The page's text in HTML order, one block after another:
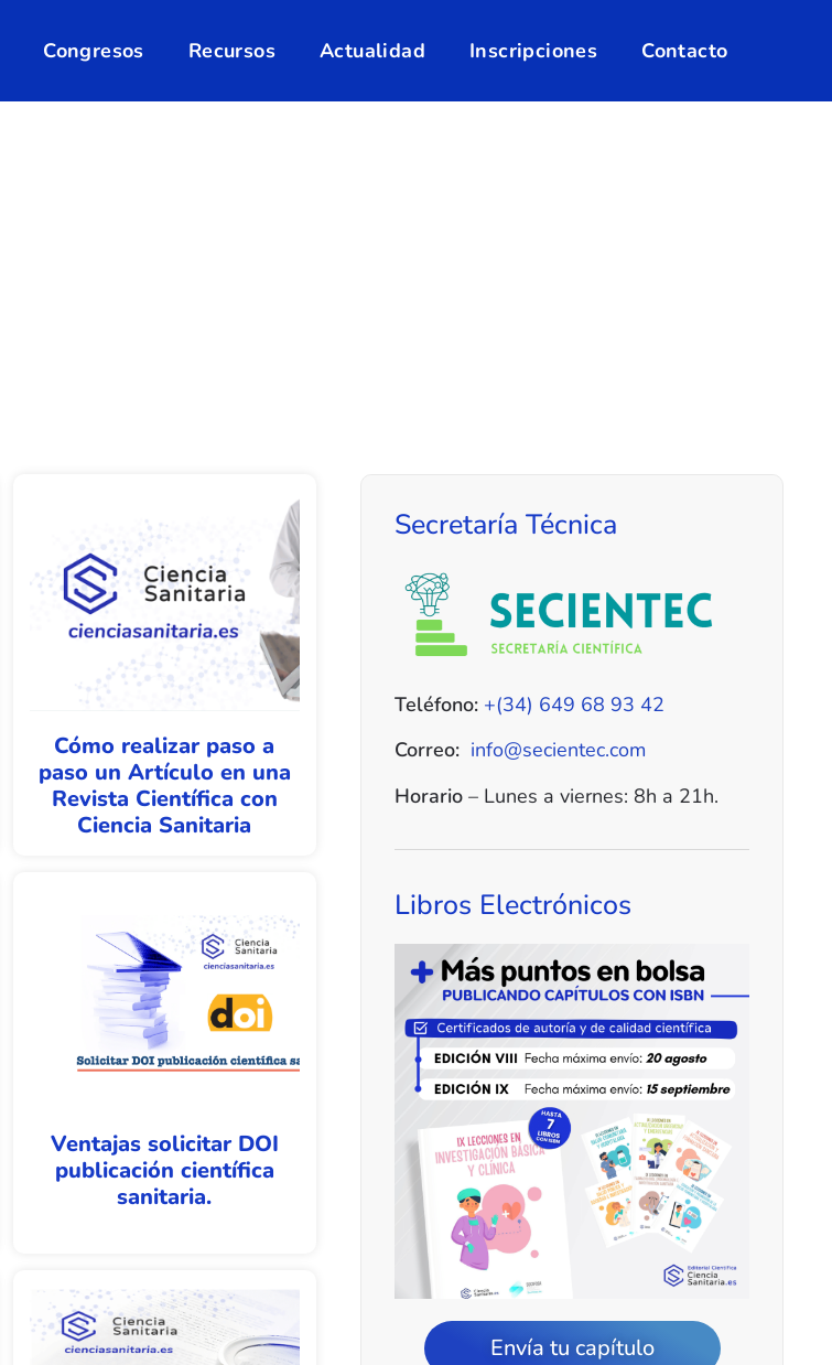
Congresos Recursos Actualidad Inscripciones Contacto
Cómo realizar paso a
paso un Artículo en una
Revista Científica con
Ciencia Sanitaria
Ventajas solicitar DOI
publicación científica
sanitaria.
Secretaría Técnica
Teléfono: +(34) 649 68 93 42
Correo: info@secientec.com
Horario – Lunes a viernes: 8h a 21h.
Libros Electrónicos
Envía tu capítulo